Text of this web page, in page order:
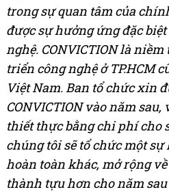
trong sự quan tâm của
được sự hưởng ứng đặc
nghệ. CONVICTION là
triển công nghệ ở TP.HCM
Việt Nam. Ban tổ chức xin
CONVICTION vào năm
thiết thực bằng chi phí cho
chúng tôi sẽ tổ chức một
hoàn toàn khác, mở rộng
thành tựu hơn cho năm